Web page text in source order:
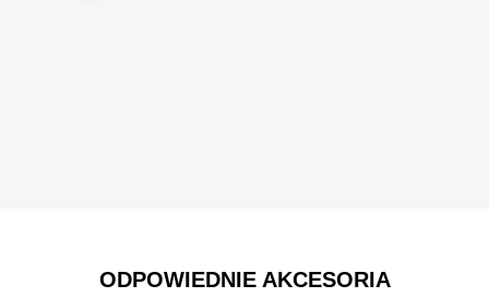
ODPOWIEDNIE AKCESORIA